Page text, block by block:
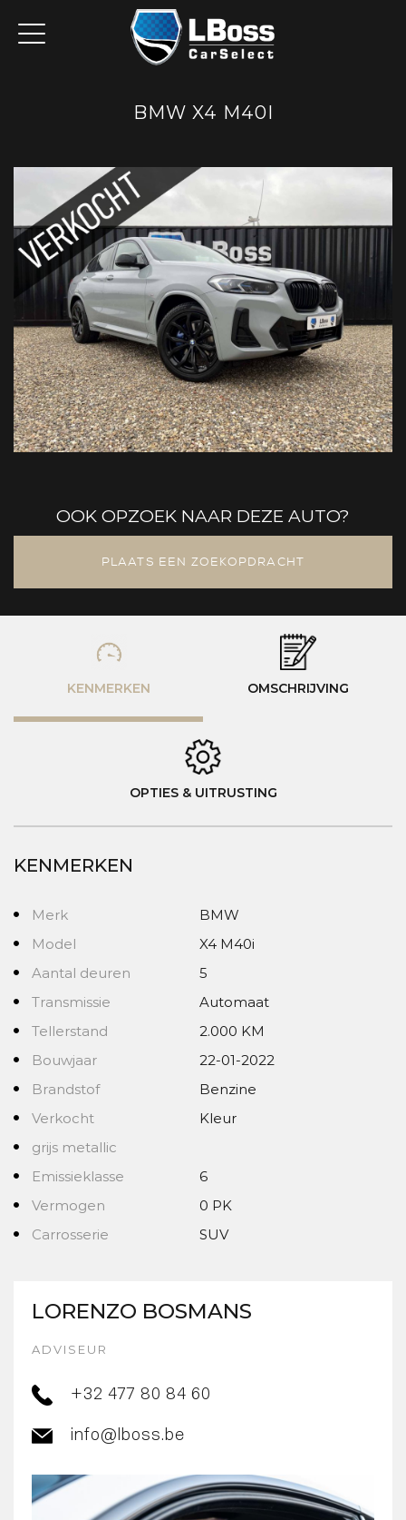
BMW X4 M40I
OOK OPZOEK NAAR DEZE AUTO?
PLAATS EEN ZOEKOPDRACHT
KENMERKEN OMSCHRIJVING
OPTIES & UITRUSTING
KENMERKEN
Merk
BMW
Model
X4 M40i
Aantal deuren
5
Transmissie
Automaat
Tellerstand
2.000 KM
Bouwjaar
22-01-2022
Brandstof
Benzine
Verkocht
Kleur
grijs metallic
Emissieklasse
6
Vermogen
0 PK
Carrosserie
SUV
LORENZO BOSMANS
ADVISEUR
+32 477 80 84 60
info@lboss.be